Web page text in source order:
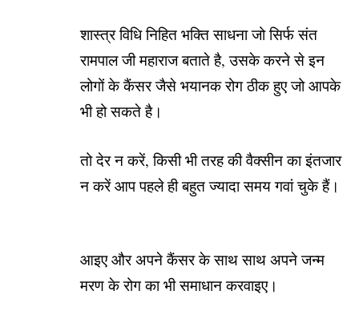
शास्त्र विधि निहित भक्ति साधना जो सिर्फ संत
रामपाल जी महाराज बताते है, उसके करने से इन
लोगों के कैंसर जैसे भयानक रोग ठीक हुए जो आपके
भी हो सकते है।
तो देर न करें, किसी भी तरह की वैक्सीन का इंतजार
न करें आप पहले ही बहुत ज्यादा समय गवां चुके हैं।
आइए और अपने कैंसर के साथ साथ अपने जन्म
मरण के रोग का भी समाधान करवाइए।